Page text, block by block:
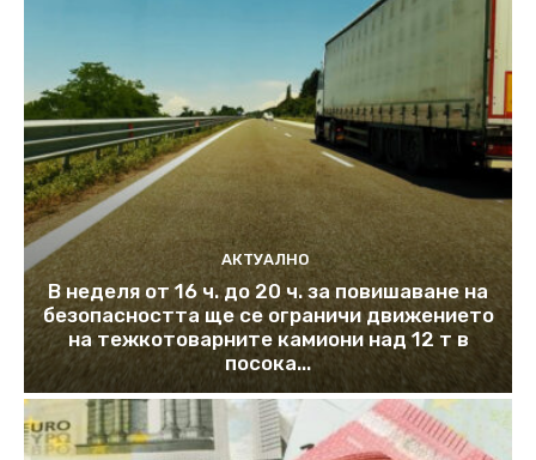
АКТУАЛНО
В неделя от 16 ч. до 20 ч. за повишаване на
безопасността ще се ограничи движението
на тежкотоварните камиони над 12 т в
посока...